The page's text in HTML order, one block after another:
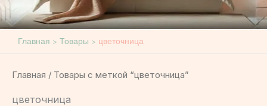
Главная Товары цветочница
Главная / Товары с меткой “цветочница”
цветочница